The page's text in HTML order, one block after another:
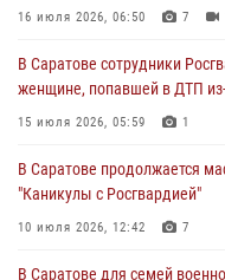
женщине, попавшей в ДТП из-
В Саратове продолжается
"Каникулы с Росгвардией"
В Саратовской области при
задержан подозреваемый в
16 июля 2026, 06:50 7
В Саратове сотрудники
женщине, попавшей в ДТП из-
15 июля 2026, 05:59 1
В Саратове продолжается
"Каникулы с Росгвардией"
10 июля 2026, 12:42 7
В Саратове для семей